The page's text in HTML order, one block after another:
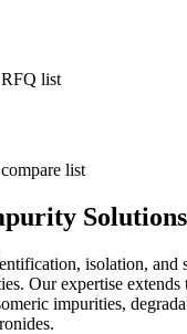
list
list
Solutions
isolation, and
Our expertise
impurities,